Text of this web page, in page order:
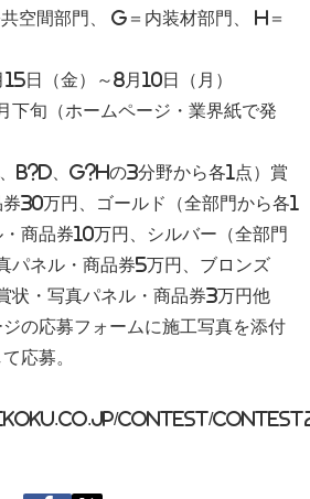
空間部門、 G＝内装材部門、 H＝
日（金）～8月10日（月）
下旬（ホームページ・業界紙で発
B?D、G?Hの3分野から各1点）賞
30万円、ゴールド（全部門から各1
商品券10万円、シルバー（全部門
パネル・商品券5万円、ブロンズ
状・写真パネル・商品券3万円他
の応募フォームに施工写真を添付
応募。
contest/